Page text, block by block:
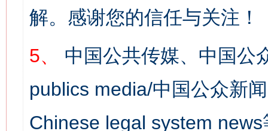
解。感谢您的信任与关注！
5、
中国公共传媒、中国公
publics media/中国公众新
Chinese legal system